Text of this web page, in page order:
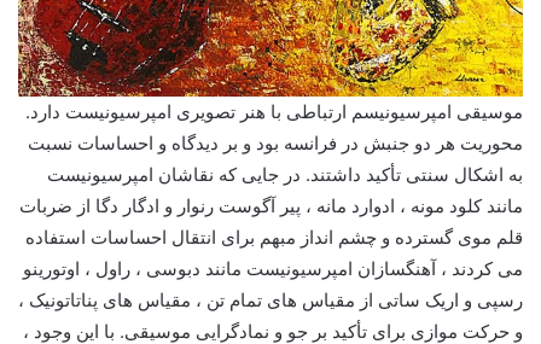
موسیقی امپرسیونیسم ارتباطی با هنر تصویری امپرسیونیست دارد.
محوریت هر دو جنبش در فرانسه بود و بر دیدگاه و احساسات نسبت
به اشکال سنتی تأکید داشتند. در جایی که نقاشان امپرسیونیست
مانند کلود مونه ، ادوارد مانه ، پیر آگوست رنوار و ادگار دگا از ضربات
قلم موی گسترده و چشم انداز مبهم برای انتقال احساسات استفاده
می کردند ، آهنگسازان امپرسیونیست مانند دبوسی ، راول ، اوتورینو
رسپی و اریک ساتی از مقیاس های تمام تن ، مقیاس های پناتاتونیک ،
و حرکت موازی برای تأکید بر جو و نمادگرایی موسیقی. با این وجود ،